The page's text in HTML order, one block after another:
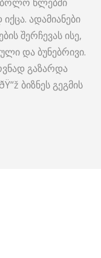
ადამიანები
შერჩევას ისე,
და ბუნებრივი.
გაზარდა
ბიზნეს გეგმის